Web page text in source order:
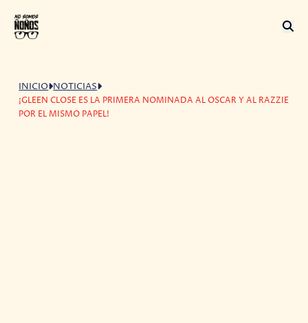
INICIO NOTICIAS
¡GLEEN CLOSE ES LA PRIMERA NOMINADA AL OSCAR Y AL RAZZIE
POR EL MISMO PAPEL!